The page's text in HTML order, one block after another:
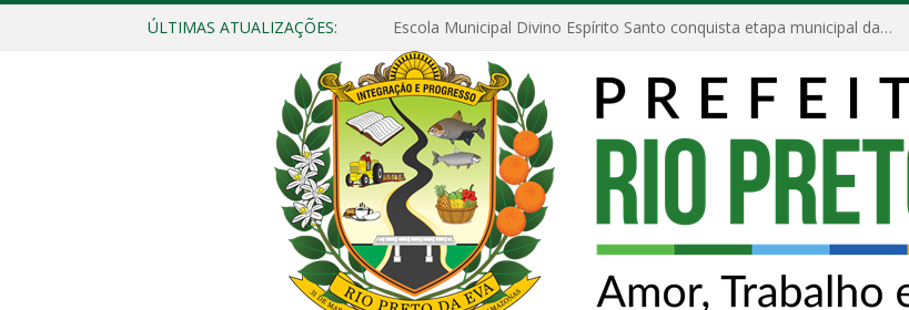
ÚLTIMAS ATUALIZAÇÕES: Escola Municipal Divino Espírito Santo conquista etapa municipal da V Feira Amazonense de Matemática